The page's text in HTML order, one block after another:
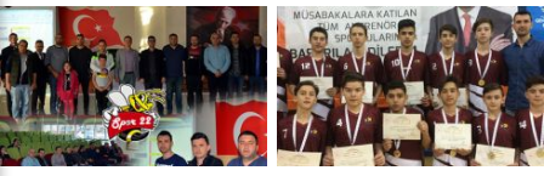
Kadınlar Voleybol 2. Ligi’ne devam
edilirken Edirnespor Kadın Voleybol
Takımı Mimar Sinan Spor Salonu’nda
kendi seyircisi önünde ilk maçına çıktı.
İlk maçında deplasmanda Bursa
Nilüfer Belediyesi’ne 3-0 mağlup
olmuştu. İkinci maçında konuk ettiği
Biga […]
ile Ecacılar Odası karşı karşıya geldi.
Maçı üçyüzden fazla voleybol sever
izledi. Takımlar sahaya şu kadrolarla
çıktılar: Voleybol Hakemleri: Oğulcan
Kuru, Öyküm Akıncı, Ecem Göçmen,
Özge Göktaş, Rabia Acun, Gökay
Karatop, Semih Sormaz, Coşkun
Özsoy […]